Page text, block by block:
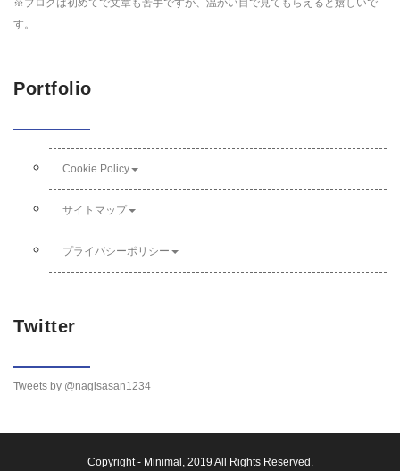
※ブログは初めてで文章も苦手ですが、温かい目で見てもらえると嬉しいで
す。
Portfolio
Cookie Policy
サイトマップ
プライバシーポリシー
Twitter
Tweets by @nagisasan1234
Copyright - Minimal, 2019 All Rights Reserved.